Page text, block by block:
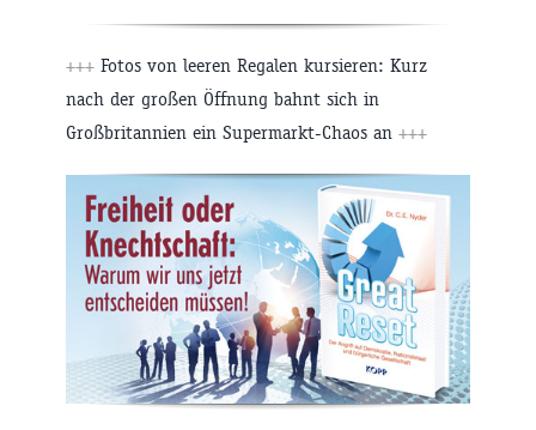
+++ Fotos von leeren Regalen kursieren: Kurz
nach der großen Öffnung bahnt sich in
Großbritannien ein Supermarkt-Chaos an +++